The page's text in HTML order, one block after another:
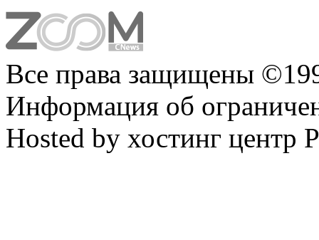
Все права защищены
Информация об
Hosted by хостинг центр